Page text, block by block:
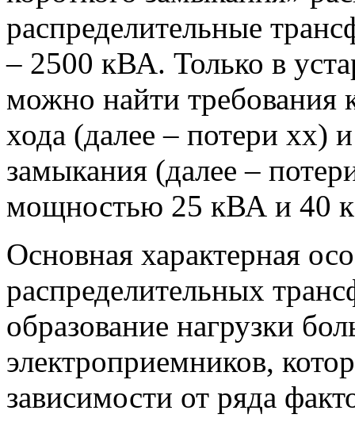
распределительные
– 2500 кВА. Только в
можно найти требования
хода (далее – потери хх)
замыкания (далее –
мощностью 25 кВА и 40
Основная характерная
распределительных
образование нагрузки
электроприемников,
зависимости от ряда